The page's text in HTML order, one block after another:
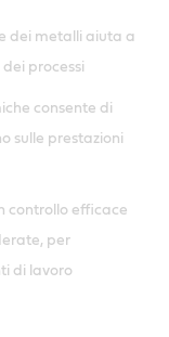
dei metalli aiuta a
processi
consente di
sulle prestazioni
controllo efficace
per
di lavoro